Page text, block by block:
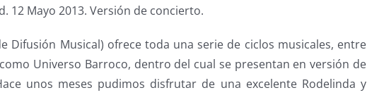
12 Mayo 2013. Versión de concierto.
Difusión Musical) ofrece toda una serie de ciclos musicales, entre
Universo Barroco, dentro del cual se presentan en versión de
unos meses pudimos disfrutar de una excelente Rodelinda y